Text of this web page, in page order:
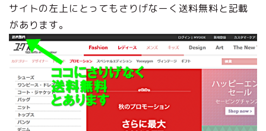
サイトの左上にとってもさりげなーく送料無料と記載
があります。